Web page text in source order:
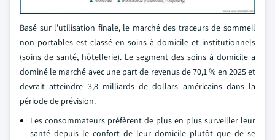
Basé sur l'utilisation finale, le marché des traceurs de sommeil
non portables est classé en soins à domicile et institutionnels
(soins de santé, hôtellerie). Le segment des soins à domicile a
dominé le marché avec une part de revenus de 70,1 % en 2025 et
devrait atteindre 3,8 milliards de dollars américains dans la
période de prévision.
Les consommateurs préfèrent de plus en plus surveiller leur
santé depuis le confort de leur domicile plutôt que de se